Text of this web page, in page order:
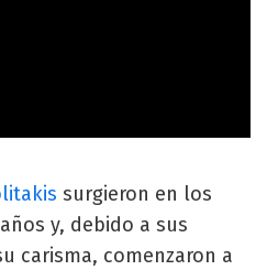
surgieron en los
y, debido a sus
carisma, comenzaron a